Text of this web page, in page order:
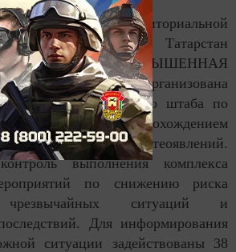
и силы территориальной
Республики Татарстан
в режиме «ПОВЫШЕННАЯ
мск 04.02.2018 организована
оперативного штаба по
связанной с прохождением
метеоявлений.
выполнения комплекса
по снижению риска
чрезвычайных ситуаций и
Для информирования
ситуации задействованы 38